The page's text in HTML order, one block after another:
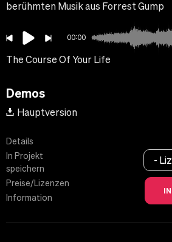
berühmten Musik aus Forrest Gump
00:00
The Course Of Your Life
Demos
Hauptversion
Details
In Projekt
speichern
Preise/Lizenzen
Information
-